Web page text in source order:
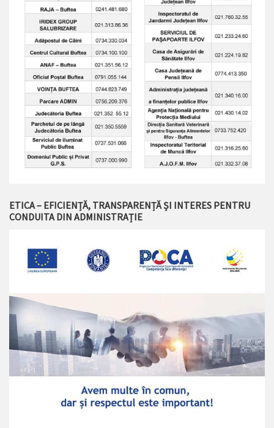
ETICA – EFICIENȚĂ, TRANSPARENȚĂ ȘI INTERES PENTRU
CONDUITA DIN ADMINISTRAȚIE